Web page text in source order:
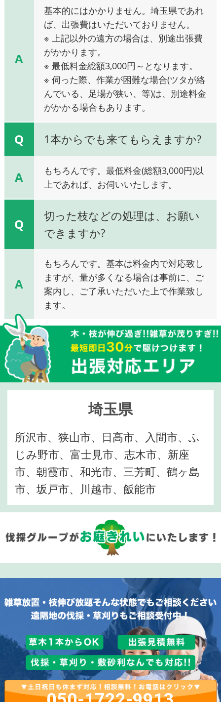
A
基本的にはかかりません。埼玉県であれ
ば、出張費はいただいておりません。
※ 上記以外の遠方の場合は、別途出張費
がかかります。
※ 最低料金総額3,000円～となります。
※ 伺った際、作業が困難な場合(ツタが絡
んでいる、足場が狭い、等)は、別途料金
がかかる場合もあります。
Q 1本からでも来てもらえますか?
A
もちろんです。最低料金(総額3,000円)以
上であれば、お伺いいたします。
Q
切った枝などの処理は、お願い
できますか?
A
もちろんです。基本は料金内で対応致し
ますが、量が多くなる場合は事前に、ご
案内し、ご了承いただいた上で作業致し
ます。
埼玉県
所沢市、狭山市、日高市、入間市、ふ
じみ野市、富士見市、志木市、新座
市、朝霞市、和光市、三芳町、鶴ヶ島
市、坂戸市、川越市、飯能市